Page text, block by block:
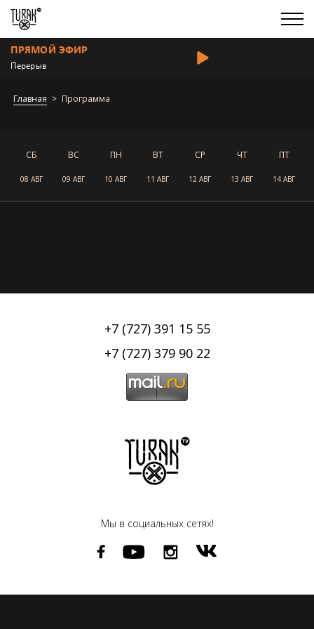
ПРЯМОЙ ЭФИР
Перерыв
Главная Программа
СБ
08 АВГ
ВС
09 АВГ
ПН
10 АВГ
ВТ
11 АВГ
СР
12 АВГ
ЧТ
13 АВГ
ПТ
14 АВГ
Мы в социальных сетях!
+7 (727) 391 15 55
+7 (727) 379 90 22